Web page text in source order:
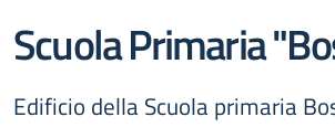
Scuola Primaria
Edificio della Scuola primaria